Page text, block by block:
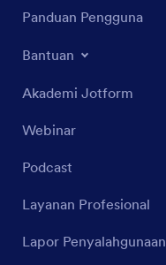
Panduan Pengguna
Bantuan
Akademi Jotform
Webinar
Podcast
Layanan Profesional
Lapor Penyalahgunaan